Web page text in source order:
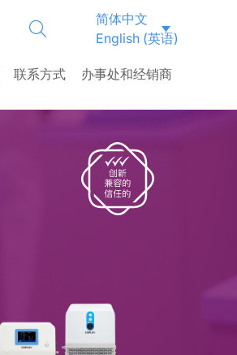
简体中文
English (英语)
联系方式 办事处和经销商